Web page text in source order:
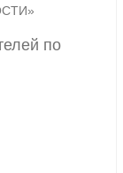
по